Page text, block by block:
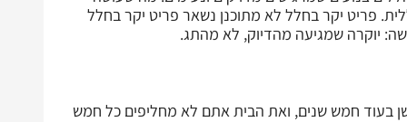
פריט יקר בחלל לא מתוכנן נשאר פריט יקר בחלל
יוקרה שמגיעה מהדיוק, לא מהתג.
בעוד חמש שנים, ואת הבית אתם לא מחליפים כל חמש